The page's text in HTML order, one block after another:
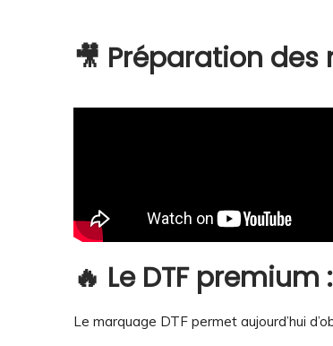
🎥 Préparation
🔥 Le DTF
Le marquage DTF permet aujourd’hui